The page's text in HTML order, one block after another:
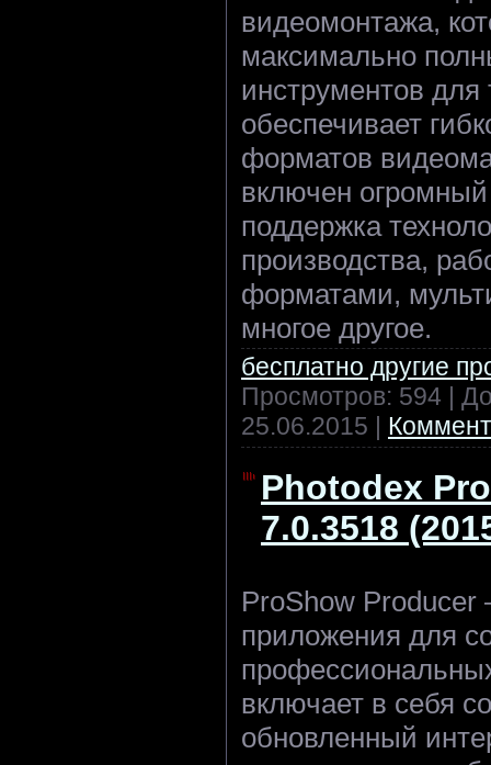
видеомонтажа,
максимально
инструментов для
обеспечивает
форматов
включен
поддержка
производства,
форматами,
многое другое.
бесплатно другие
Просмотров: 594 |
25.06.2015 |
Photodex
7.0.3518
ProShow Producer
приложения для
включает в себя
обновленный